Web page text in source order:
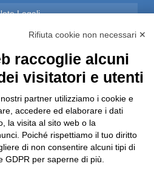
Legali
GDPR (679/2016)
Reclami
ed Indennizzi
Contatti
Rifiuta cookie non necessari ✕
raccoglie alcuni
visitatori e utenti
partner utilizziamo i cookie e
accedere ed elaborare i dati
la visita al sito web o la
Poiché rispettiamo il tuo diritto
di non consentire alcuni tipi di
GDPR per saperne di più.